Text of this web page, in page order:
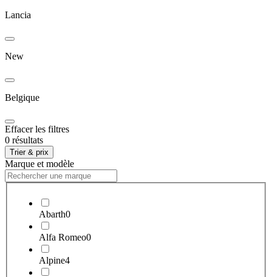
Lancia
New
Belgique
Effacer les filtres
0 résultats
Trier & prix
Marque et modèle
Abarth0
Alfa Romeo0
Alpine4